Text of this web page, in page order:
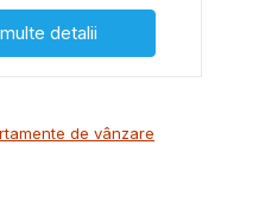
detalii
de vânzare